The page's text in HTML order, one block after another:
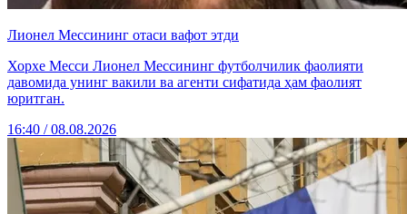
Лионел Мессининг отаси вафот этди
Хорхе Месси Лионел Мессининг футболчилик фаолияти
давомида унинг вакили ва агенти сифатида ҳам фаолият
юритган.
16:40 / 08.08.2026